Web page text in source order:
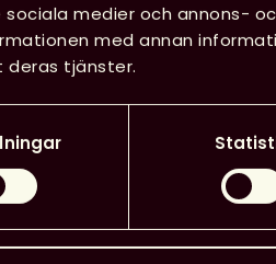
medier och annons-
med annan
deras tjänster.